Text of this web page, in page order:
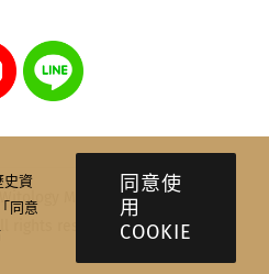
Markettrend Research
rights reserved.
史資
同意
同意使
用
COOKIE